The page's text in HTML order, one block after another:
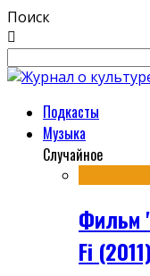
Поиск
Подкасты
Музыка
Случайное
Фильм
Fi (2011)